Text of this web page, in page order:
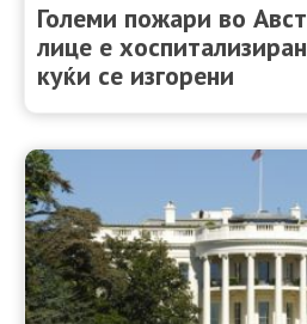
Големи пожари во
лице е
куќи се изгорени